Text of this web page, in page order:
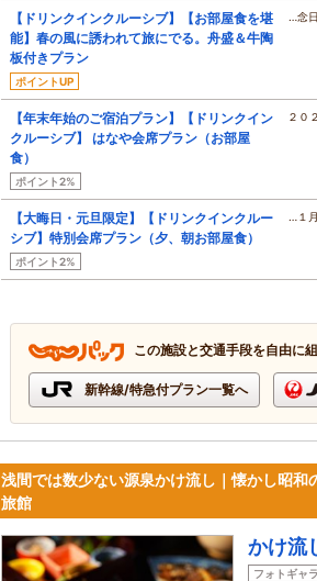
【ドリンクインクルーシブ】【お部屋食を堪
能】春の風に誘われて旅にでる。舟盛＆牛陶
板付きプラン
ポイントUP
…念
【年末年始のご宿泊プラン】【ドリンクイン
クルーシブ】 はなや会席プラン（お部屋
食）
ポイント2%
２０
【大晦日・元旦限定】【ドリンクインクルー
シブ】特別会席プラン（夕、朝お部屋食）
ポイント2%
…１
この施設と交通手段を自由に
新幹線/特急付プラン一覧へ
浅間では数少ない源泉かけ流し｜懐かし昭和
旅館
かけ流
フォトギャ